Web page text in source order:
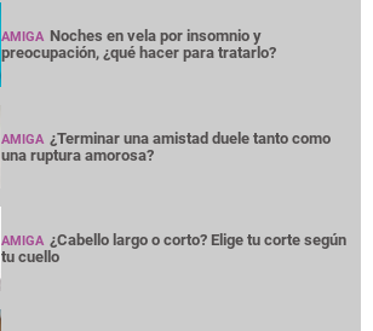
AMIGA Noches en vela por insomnio y
preocupación, ¿qué hacer para tratarlo?
AMIGA ¿Terminar una amistad duele tanto como
una ruptura amorosa?
AMIGA ¿Cabello largo o corto? Elige tu corte según
tu cuello